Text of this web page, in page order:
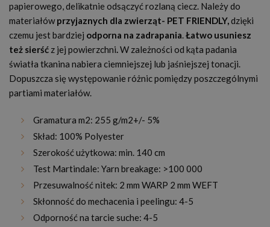
papierowego, delikatnie odsączyć rozlaną ciecz. Należy do
materiałówprzyjaznych dla zwierząt- PET FRIENDLY,dzięki
czemu jest bardziej odporna na zadrapania.Łatwo usuniesz
też sierść z jej powierzchni.W zależności od kąta padania
światła tkanina nabiera ciemniejszej lub jaśniejszej tonacji.
Dopuszcza się występowanie różnic pomiędzy poszczególnymi
partiami materiałów.
Gramatura m2: 255 g/m2+/- 5%
Skład: 100% Polyester
Szerokość użytkowa: min. 140 cm
Test Martindale: Yarn breakage: >100 000
Przesuwalność nitek: 2 mm WARP 2 mm WEFT
Skłonność do mechacenia i peelingu: 4-5
Odporność na tarcie suche: 4-5